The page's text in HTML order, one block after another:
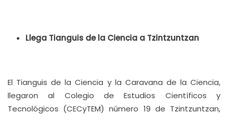
Llega Tianguis de la Ciencia a Tzintzuntzan
El Tianguis de la Ciencia y la Caravana de la Ciencia,
llegaron al Colegio de Estudios Científicos y
Tecnológicos (CECyTEM) número 19 de Tzintzuntzan,